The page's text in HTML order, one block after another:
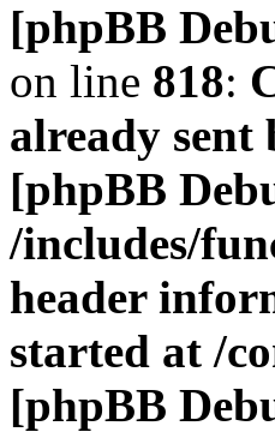
[phpBB
on line 818:
already
[phpBB
/includes/
header
started at /
[phpBB